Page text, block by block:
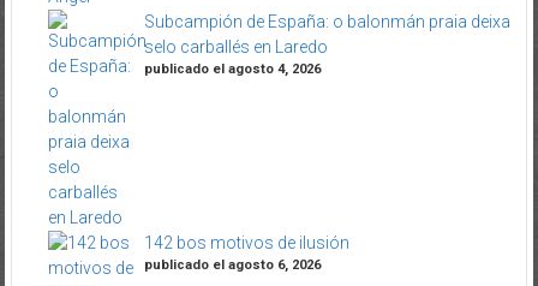
Subcampión de España: o balonmán praia deixa
selo carballés en Laredo
publicado el agosto 4, 2026
142 bos motivos de ilusión
publicado el agosto 6, 2026